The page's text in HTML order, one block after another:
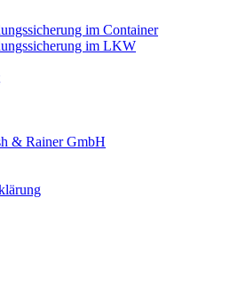
im Container
im LKW
& Rainer GmbH